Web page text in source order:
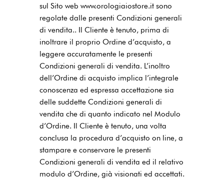
sul Sito web www.orologiaiostore.it sono
regolate dalle presenti Condizioni generali
di vendita.. Il Cliente è tenuto, prima di
inoltrare il proprio Ordine d’acquisto, a
leggere accuratamente le presenti
Condizioni generali di vendita. L’inoltro
dell’Ordine di acquisto implica l’integrale
conoscenza ed espressa accettazione sia
delle suddette Condizioni generali di
vendita che di quanto indicato nel Modulo
d’Ordine. Il Cliente è tenuto, una volta
conclusa la procedura d’acquisto on line, a
stampare e conservare le presenti
Condizioni generali di vendita ed il relativo
modulo d’Ordine, già visionati ed accettati.